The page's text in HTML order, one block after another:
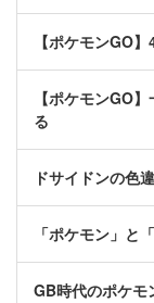
【ポケモンGO
【ポケモンGO
る
ドサイドンの色
「ポケモン」と
GB時代のポケモ